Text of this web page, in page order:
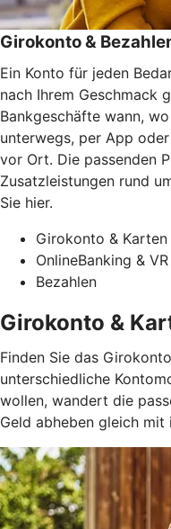
Girokonto &
Ein Konto für jeden
nach Ihrem Geschmack
Bankgeschäfte wann,
unterwegs, per App
vor Ort. Die passenden
Zusatzleistungen rund
Sie hier.
Girokonto & Karten
OnlineBanking &
Bezahlen
Girokonto &
Finden Sie das
unterschiedliche
wollen, wandert die
Geld abheben gleich mit